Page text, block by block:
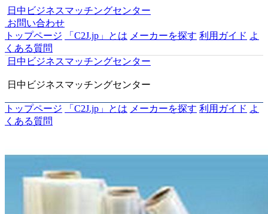
日中ビジネスマッチングセンター
お問い合わせ
トップページ
「C2J.jp」とは メーカーを探す 利用ガイド よ
くある質問
日中ビジネスマッチングセンター
日中ビジネスマッチングセンター
トップページ 「C2J.jp」とは メーカーを探す 利用ガイド よ
くある質問